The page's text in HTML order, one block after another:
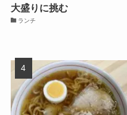
大盛りに挑む
ランチ